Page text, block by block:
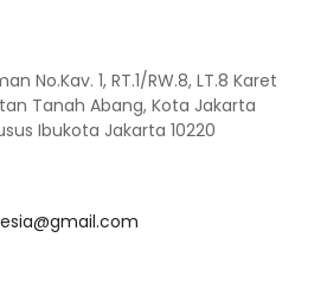
No.Kav. 1, RT.1/RW.8, LT.8 Karet
Tanah Abang, Kota Jakarta
Ibukota Jakarta 10220